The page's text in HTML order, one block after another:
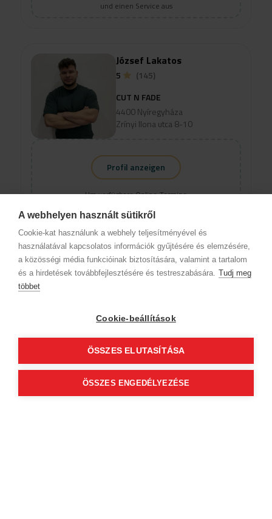
A webhelyen használt sütikről
Cookie-kat használunk a webhely teljesítményével és
használatával kapcsolatos információk gyűjtésére és elemzésére,
a közösségi média funkcióinak biztosítására, valamint a tartalom
és a hirdetések továbbfejlesztésére és testreszabására. Tudj meg
többet
Cookie-beállítások
ÖSSZES ELUTASÍTÁSA
ÖSSZES ENGEDÉLYEZÉSE
und einen Service aus
Profil anzeigen
Um verfügbare Online-Termine
und einen Service aus
József Lakatos
5
(145)
CUT N FADE
4400 Nyíregyháza
Zrínyi Ilona utca 8-10
Profil anzeigen
Attila Vajó
4400 Nyíregyháza